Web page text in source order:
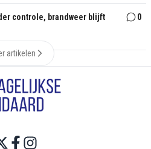
controle, brandweer blijft
0
artikelen